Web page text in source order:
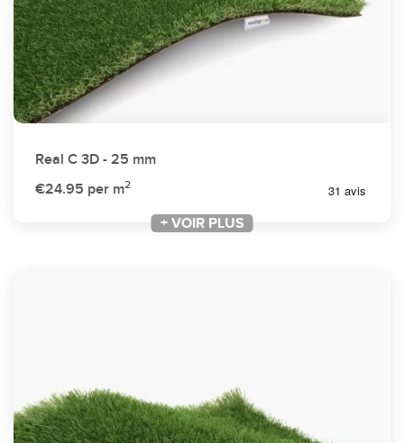
Real C 3D - 25 mm
€24.95 per m2
+ VOIR PLUS
+ VOIR PLUS